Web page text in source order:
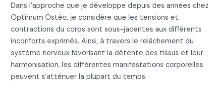
Dans l’approche que je développe depuis des années chez
Optimum Ostéo, je considère que les tensions et
contractions du corps sont sous-jacentes aux différents
inconforts exprimés. Ainsi, à travers le relâchement du
système nerveux favorisant la détente des tissus et leur
harmonisation, les différentes manifestations corporelles
peuvent s’atténuer la plupart du temps.